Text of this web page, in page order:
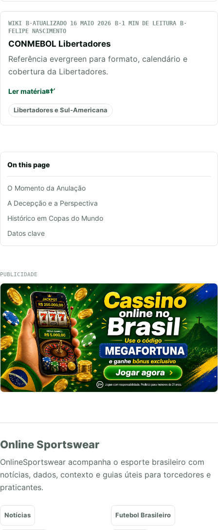
On this page
O Momento da Anulação
A Decepção e a Perspectiva
Histórico em Copas do Mundo
Datos clave
WIKI ATUALIZADO 16 MAIO 2026
1 MIN DE LEITURA
FELIPE NASCIMENTO
CONMEBOL Libertadores
Referência evergreen para formato, calendário e
cobertura da Libertadores.
Ler matéria
Libertadores e Sul-Americana
PUBLICIDADE
Online Sportswear
OnlineSportswear acompanha o esporte brasileiro com
notícias, dados, contexto e guias úteis para torcedores e
praticantes.
Notícias Futebol Brasileiro